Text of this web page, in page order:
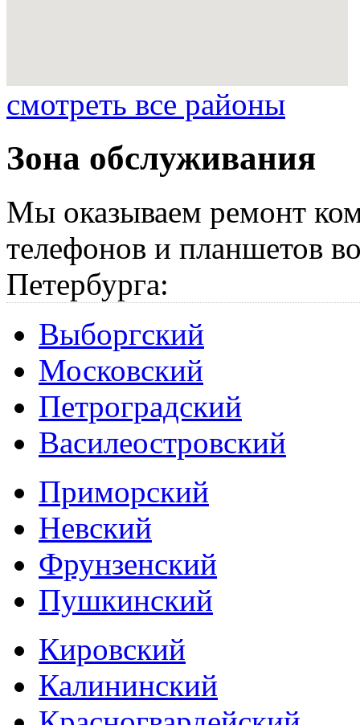
смотреть все районы
Зона обслуживания
Мы оказываем ремонт
телефонов и планшетов
Петербурга:
Выборгский
Московский
Петроградский
Василеостровский
Приморский
Невский
Фрунзенский
Пушкинский
Кировский
Калининский